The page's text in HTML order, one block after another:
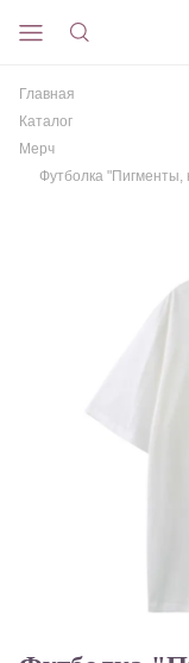
Главная
Каталог
Мерч
Футболка "Пигменты,